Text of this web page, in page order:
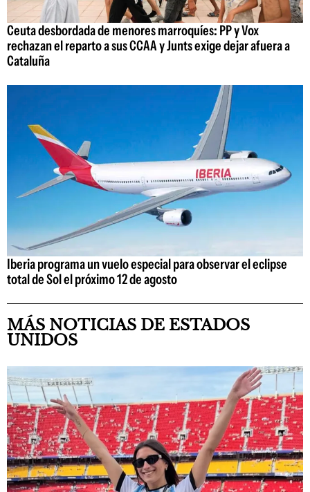
Ceuta desbordada de menores marroquíes: PP y Vox
rechazan el reparto a sus CCAA y Junts exige dejar afuera a
Cataluña
Iberia programa un vuelo especial para observar el eclipse
total de Sol el próximo 12 de agosto
MÁS NOTICIAS DE ESTADOS
UNIDOS